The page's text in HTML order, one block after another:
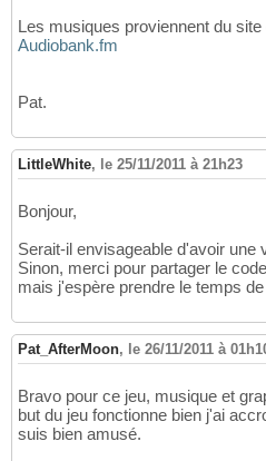
Les musiques proviennent du
Audiobank.fm
Pat.
LittleWhite, le 25/11/2011 à 21h23
Bonjour,
Serait-il envisageable d'avoir une
Sinon, merci pour partager le
mais j'espère prendre le temps
Pat_AfterMoon, le 26/11/2011 à
Bravo pour ce jeu, musique et
but du jeu fonctionne bien j'ai
suis bien amusé.